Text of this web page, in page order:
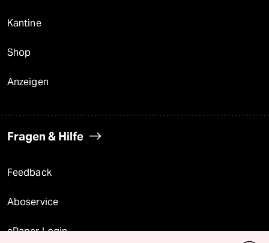
Kantine
Shop
Anzeigen
Fragen & Hilfe
Feedback
Aboservice
ePaper Login